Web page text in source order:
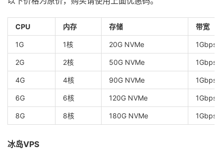
CPU 内存 存储 带宽
1G 1核 20G NVMe
2G 2核 50G NVMe
4G 4核 90G NVMe
6G 6核 120G NVMe
8G 8核 180G NVMe
冰岛VPS